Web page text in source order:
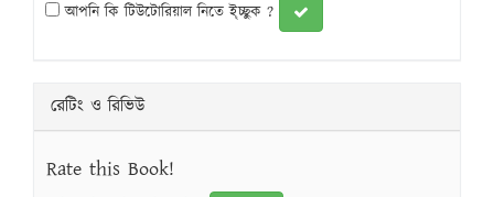
আপনি কি টিউটোরিয়াল নিতে ই্চ্ছুক ?
রেটিং ও রিভিউ
Rate this Book!